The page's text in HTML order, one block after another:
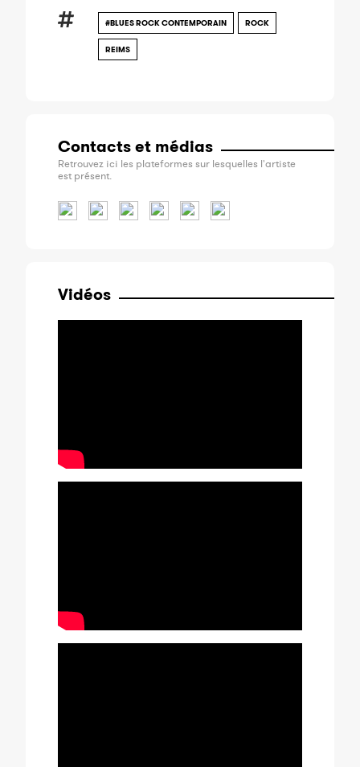
#BLUES ROCK CONTEMPORAIN ROCK
REIMS
Contacts et médias
Retrouvez ici les plateformes sur lesquelles l'artiste
est présent.
Vidéos